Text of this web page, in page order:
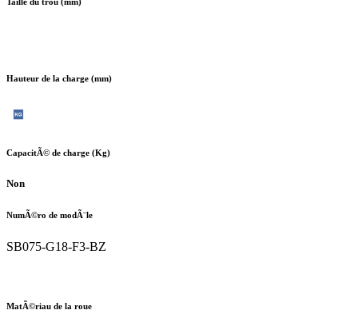
Hauteur de la charge (mm)
CapacitÃ© de charge (Kg)
Non
NumÃ©ro de modÃ¨le
SB075-G18-F3-BZ
MatÃ©riau de la roue